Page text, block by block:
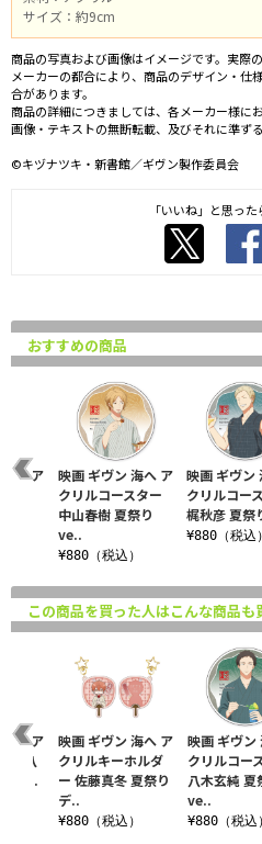
サイズ：約9cm
商品の写真および画像はイメージです。実際
メーカーの都合により、商品のデザイン・仕
合があります。
商品の詳細につきましては、各メーカー様に
画像・テキストの無断転載、及びそれに準ず
©キヅナツキ・新書館／ギヴン製作委員会
「いいね」と思っ
おすすめの商品
映画 ギヴン
クリルコー
梶秋彦 夏祭
¥880（税込）
へ ア
映画 ギヴン 海へ ア
クリルコースター
中山春樹 夏祭り
ve..
¥880（税込）
この商品を買った人はこんな商品も
映画 ギヴン
クリルコー
八木玄純 夏
ve..
¥880（税込）
へ ア
ド 八
ve..
映画 ギヴン 海へ ア
クリルキーホルダ
ー 佐藤真冬 夏祭り
デ..
¥880（税込）